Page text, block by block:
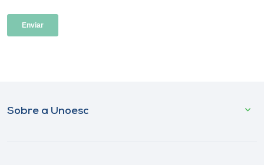
Sobre a Unoesc